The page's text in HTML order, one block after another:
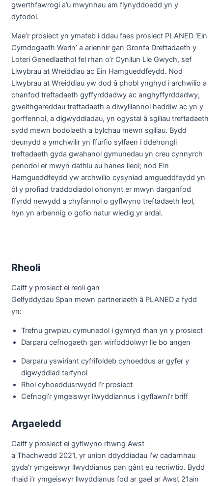
gwerthfawrogi a’u mwynhau am flynyddoedd yn y
dyfodol.
Mae’r prosiect yn ymateb i ddau faes prosiect PLANED ‘Ein
Cymdogaeth Werin’ a ariennir gan Gronfa Dreftadaeth y
Loteri Genedlaethol fel rhan o’r Cynllun Lle Gwych, sef
Llwybrau at Wreiddiau ac Ein Hamgueddfeydd. Nod
Llwybrau at Wreiddiau yw dod â phobl ynghyd i archwilio a
chanfod treftadaeth gyffyrddadwy ac anghyffyrddadwy,
gweithgareddau treftadaeth a diwylliannol heddiw ac yn y
gorffennol, a digwyddiadau, yn ogystal â sgiliau treftadaeth
sydd mewn bodolaeth a bylchau mewn sgiliau. Bydd
deunydd a ymchwilir yn ffurfio sylfaen i ddehongli
treftadaeth gyda gwahanol gymunedau yn creu cynnyrch
penodol er mwyn dathlu eu hanes lleol; nod Ein
Hamgueddfeydd yw archwilio cysyniad amgueddfeydd yn
ôl y profiad traddodiadol ohonynt er mwyn darganfod
ffyrdd newydd a chyfannol o gyflwyno treftadaeth leol,
hyn yn arbennig o gofio natur wledig yr ardal.
Rheoli
Caiff y prosiect ei reoli gan
Gelfyddydau Span mewn partneriaeth â PLANED a fydd
yn:
Trefnu grwpiau cymunedol i gymryd rhan yn y prosiect
Darparu cefnogaeth gan wirfoddolwyr lle bo angen
Darparu yswiriant cyfrifoldeb cyhoeddus ar gyfer y
digwyddiad terfynol
Rhoi cyhoeddusrwydd i’r prosiect
Cefnogi’r ymgeiswyr llwyddiannus i gyflawni’r briff
Argaeledd
Caiff y prosiect ei gyflwyno rhwng Awst
a Thachwedd 2021, yr union ddyddiadau i’w cadarnhau
gyda’r ymgeiswyr llwyddianus pan gânt eu recriwtio. Bydd
rhaid i’r ymgeiswyr llwyddianus fod ar gael ar Awst 21ain